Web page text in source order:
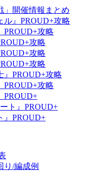
」開催情報まとめ
ル』PROUD+攻略
PROUD+攻略
攻略
攻略
攻略
』PROUD+攻略
PROUD+攻略
PROUD+
ト』PROUD+
』PROUD+
り/編成例